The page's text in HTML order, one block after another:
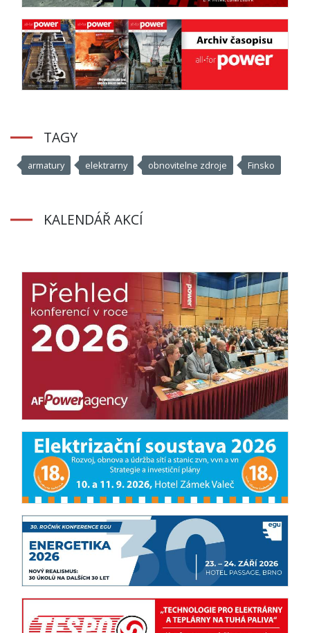
TAGY
armatury elektrarny obnovitelne zdroje Finsko
KALENDÁŘ AKCÍ